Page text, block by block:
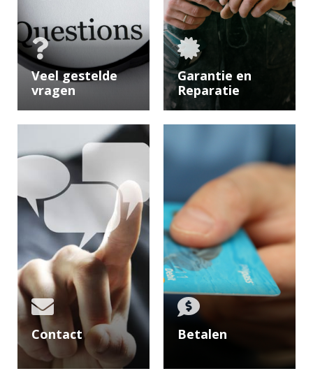
Veel gestelde
vragen
wij hebben al veel
antwoorden voor u
op een rijtje gezet.
Garantie en
Reparatie
reparatie hier op
een rij gezet.
Contact Betalen